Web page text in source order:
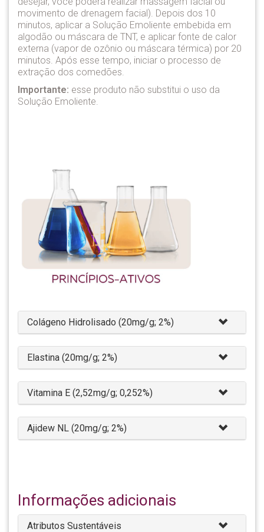
movimento de drenagem facial). Depois dos 10
minutos, aplicar a Solução Emoliente embebida em
algodão ou máscara de TNT, e aplicar fonte de calor
externa (vapor de ozônio ou máscara térmica) por 20
minutos. Após esse tempo, iniciar o processo de
extração dos comedões.
Importante: esse produto não substitui o uso da
Solução Emoliente.
Colágeno Hidrolisado (20mg/g; 2%)
Elastina (20mg/g; 2%)
Vitamina E (2,52mg/g; 0,252%)
Ajidew NL (20mg/g; 2%)
Informações adicionais
Atributos Sustentáveis